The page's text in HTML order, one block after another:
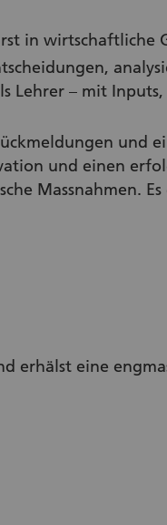
in wirtschaftliche
Lehrer – mit
und
und einen
Massnahmen.
erhälst eine